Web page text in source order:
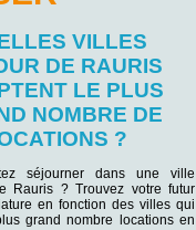
VILLES
DE RAURIS
LE PLUS
NOMBRE DE
?
séjourner dans une ville
Rauris ? Trouvez votre futur
en fonction des villes qui
grand nombre locations en